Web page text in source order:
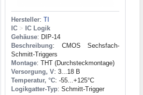
Hersteller: TI
IC > IC Logik
Gehäuse: DIP-14
Beschreibung: CMOS Sechsfach-
Schmitt-Triggers
Montage: THT (Durchsteckmontage)
Versorgung, V: 3...18 В
Temperatur, °C: -55...+125°C
Logikgatter-Typ: Schmitt-Trigger